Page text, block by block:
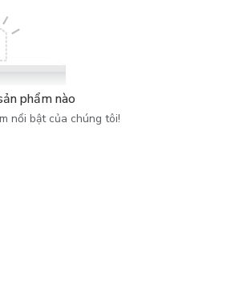
phẩm nào
nổi bật của chúng tôi!